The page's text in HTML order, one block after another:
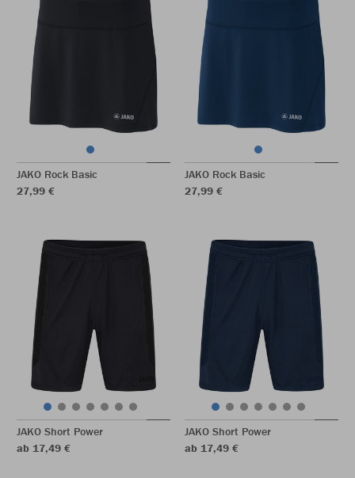
JAKO Rock Basic
27,99 €
JAKO Rock Basic
27,99 €
JAKO Short Power
ab 17,49 €
JAKO Short Power
ab 17,49 €